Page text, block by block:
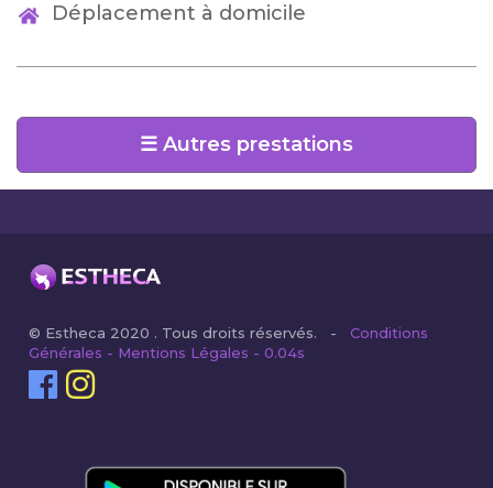
Déplacement à domicile
☰ Autres prestations
© Estheca 2020 . Tous droits réservés. -Conditions
Générales - Mentions Légales - 0.04s